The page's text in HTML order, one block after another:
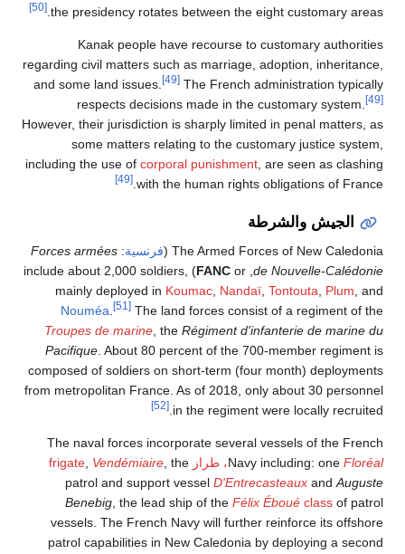
the presidency rotates between the eight customary areas.
[50]
Kanak people have recourse to customary authorities
regarding civil matters such as marriage, adoption, inheritance,
and some land issues.
[49]The French administration typically
respects decisions made in the customary system.
However, their jurisdiction is sharply limited in penal matters, as
some matters relating to the customary justice system,
including the use ofcorporal punishment , are seen as clashing
with the human rights obligations of France.
الجيش والشرطة
The Armed Forces of New Caledonia ( فرنسية:
Forces armées
de Nouvelle-Calédonie
, or
FANC
) include about 2,000 soldiers,
mainly deployed inKoumac ,Nandaï ,Tontouta ,Plum , and
Nouméa. [51]The land forces consist of a regiment of the
Troupes de marine , theRégiment d'infanterie de marine du
Pacifique . About 80 percent of the 700-member regiment is
composed of soldiers on short-term (four month) deployments
from metropolitan France. As of 2018, only about 30 personnel
in the regiment were locally recruited.
[52]
The naval forces incorporate several vessels of the French
Navy including: oneFloréal ، طراز frigate ,Vendémiaire , the
patrol and support vesselD'EntrecasteauxandAuguste
Benebig , the lead ship of theFélix Ébouéclassof patrol
vessels. The French Navy will further reinforce its offshore
patrol capabilities in New Caledonia by deploying a second